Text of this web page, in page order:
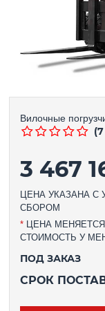
Вилочные
3 467
ЦЕНА УКАЗАНА С
СБОРОМ
*ЦЕНА МЕНЯЕТСЯ
СТОИМОСТЬ У
ПОД ЗАКАЗ
СРОК